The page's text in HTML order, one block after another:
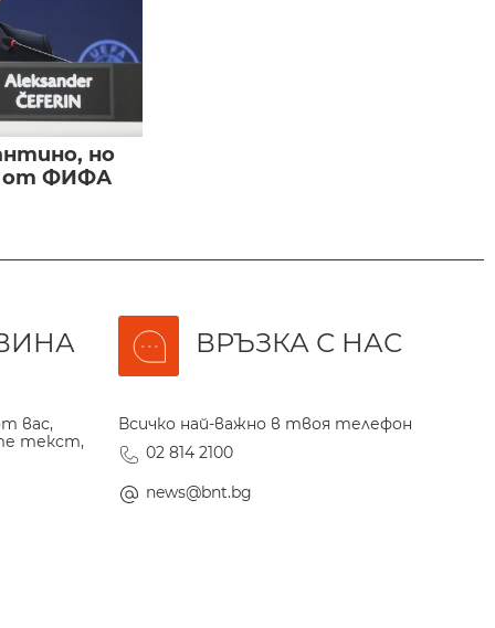
но
от ФИФА
вас,
текст,
ВРЪЗКА С НАС
Всичко най-важно в твоя телефон
02 814 2100
news@bnt.bg